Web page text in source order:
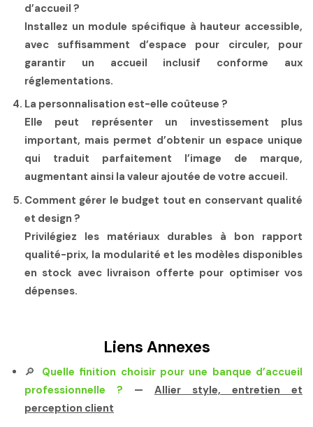
d’accueil ?
Installez un module spécifique à hauteur accessible,
avec suffisamment d’espace pour circuler, pour
garantir un accueil inclusif conforme aux
réglementations.
La personnalisation est-elle coûteuse ?
Elle peut représenter un investissement plus
important, mais permet d’obtenir un espace unique
qui traduit parfaitement l’image de marque,
augmentant ainsi la valeur ajoutée de votre accueil.
Comment gérer le budget tout en conservant qualité
et design ?
Privilégiez les matériaux durables à bon rapport
qualité-prix, la modularité et les modèles disponibles
en stock avec livraison offerte pour optimiser vos
dépenses.
Liens Annexes
🔎 Quelle finition choisir pour une banque d’accueil
professionnelle ? — Allier style, entretien et
perception client